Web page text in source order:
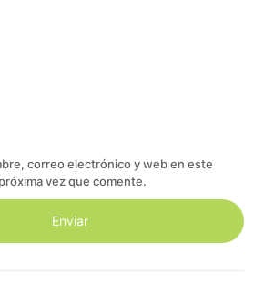
correo electrónico y web en este
vez que comente.